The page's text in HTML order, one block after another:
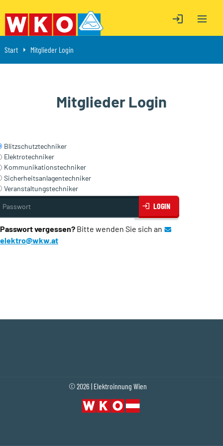
ÖFFNE LOGIN
ÖFFNE LOGIN
OPEN
Start Aktuell: Mitglieder Login
Mitglieder Login
Mitglieder Login
Blitzschutztechniker
Elektrotechniker
Kommunikationstechniker
Sicherheitsanlagentechniker
Veranstaltungstechniker
LOGIN
Passwort vergessen? Bitte wenden Sie sich an
elektro@wkw.at
Fußleistennavigation
© 2026 | Elektroinnung Wien